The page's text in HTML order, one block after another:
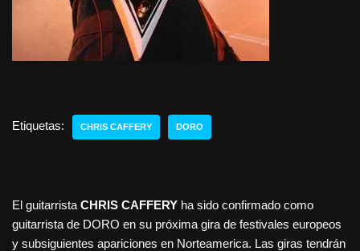
Etiquetas: CHRIS CAFFERY DORO
El guitarrista CHRIS CAFFERY ha sido confirmado como
guitarrista de DORO en su próxima gira de festivales europeos
y subsiguientes apariciones en Norteamerica. Las giras tendrán